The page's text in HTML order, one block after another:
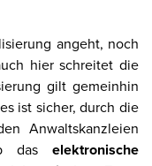
angeht, noch
hier schreitet die
gilt gemeinhin
ist sicher, durch die
Anwaltskanzleien
das elektronische